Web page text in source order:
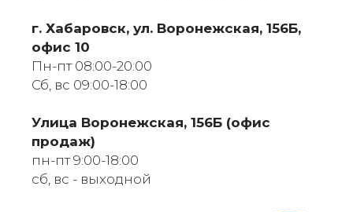
г. Хабаровск, ул. Воронежская, 156Б,
офис 10
Пн-пт 08:00-20:00
Сб, вс 09:00-18:00
​Улица Воронежская, 156Б (офис
продаж)
пн-пт 9:00-18:00
сб, вс - выходной